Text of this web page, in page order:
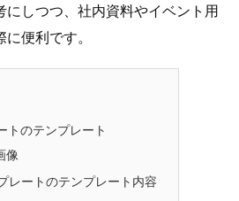
にしつつ、社内資料やイベント用
便利です。
トのテンプレート
像
レートのテンプレート内容